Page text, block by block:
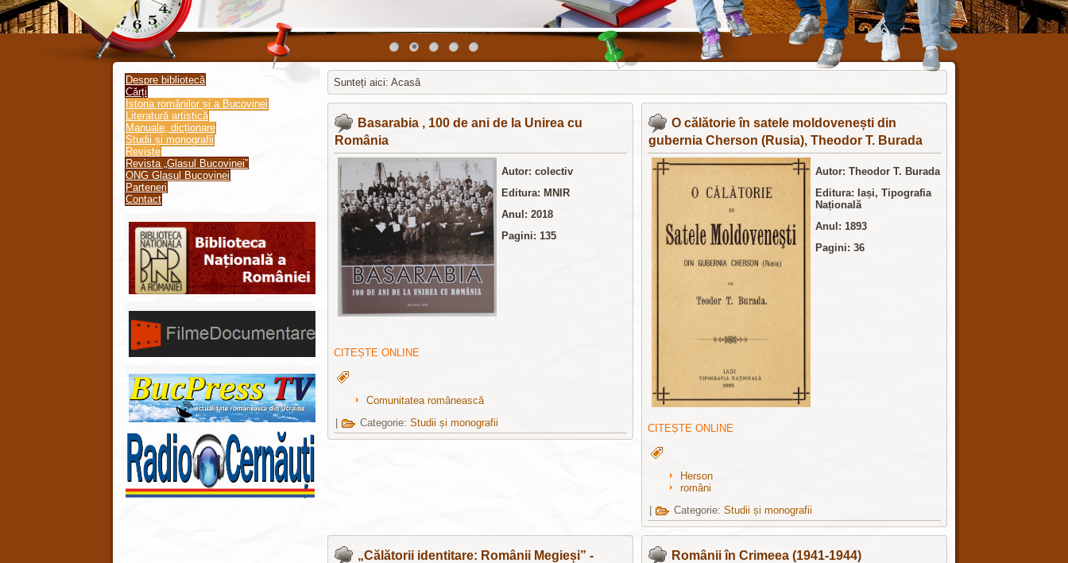
Despre bibliotecă
Cărți
Istoria românilor și a Bucovinei
Literatură artistică
Manuale, dicționare
Studii și monografii
Reviste
Revista „Glasul Bucovinei”
ONG Glasul Bucovinei
Parteneri
Contact
Sunteți aici: Acasă
Basarabia , 100 de ani de la Unirea cu
România
Autor: colectiv
Editura: MNIR
Anul: 2018
Pagini: 135
CITEȘTE ONLINE
Comunitatea românească
Categorie: Studii și monografii
O călătorie în satele moldovenești din
gubernia Cherson (Rusia), Theodor T. Burada
Autor: Theodor T. Burada
Editura: Iași, Tipografia
Națională
Anul: 1893
Pagini: 36
CITEȘTE ONLINE
Herson
români
Categorie: Studii și monografii
„Călătorii identitare: Românii Megieși” -
Românii în Crimeea (1941-1944)